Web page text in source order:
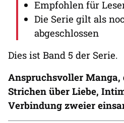
Empfohlen für
Die Serie gilt als
abgeschlossen
Dies ist Band 5 der Serie.
Anspruchsvoller Manga,
Strichen über Liebe,
Verbindung zweier